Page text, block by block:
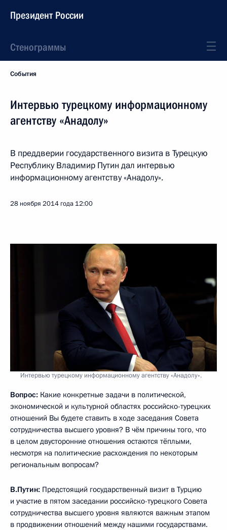
Президент России
Стенограммы
События
Интервью турецкому информационному
агентству «Анадолу»
В преддверии государственного визита в Турецкую
Республику Владимир Путин дал интервью
информационному агентству «Анадолу».
28 ноября 2014 года 12:00
Интервью турецкому информационному агентству «Анадолу».
Вопрос: Какие конкретные задачи в политической,
экономической и культурной областях российско-турецких
отношений Вы будете ставить в ходе заседания Совета
сотрудничества высшего уровня? В чём причины того, что
в целом двусторонние отношения остаются тёплыми,
несмотря на политические расхождения по некоторым
региональным вопросам?
В.Путин: Предстоящий государственный визит в Турцию
и участие в пятом заседании российско-турецкого Совета
сотрудничества высшего уровня являются важным этапом
в продвижении отношений между нашими государствами.